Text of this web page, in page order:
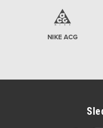
NIKE ACG